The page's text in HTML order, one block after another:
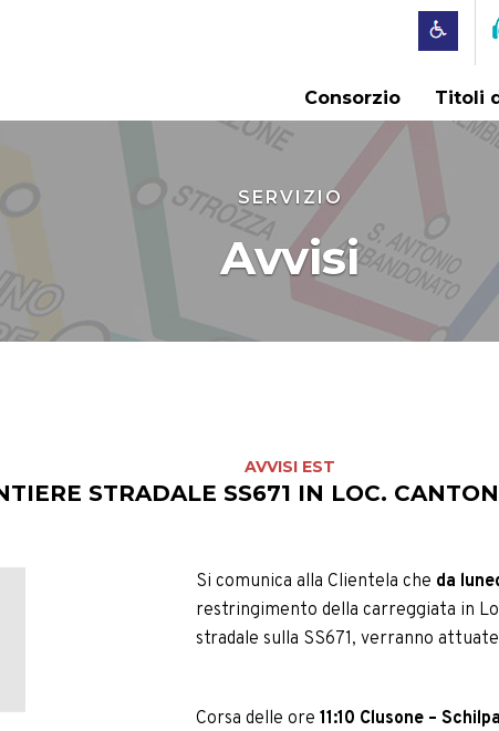
Consorzio Titoli
SERVIZIO
Avvisi
AVVISI EST
STRADALE SS671 IN LOC.
Si comunica alla Clientela che da
restringimento della carreggiata in
stradale sulla SS671, verranno
Corsa delle ore 11:10 Clusone –